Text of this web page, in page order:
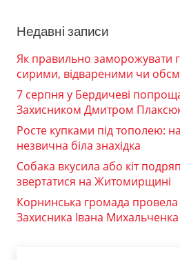
Недавні записи
Як правильно заморожувати
сирими, відвареними чи
7 серпня у Бердичеві
Захисником Дмитром
Росте купками під тополею:
незвична біла знахідка
Собака вкусила або кіт
звертатися на Житомирщині
Корнинська громада
Захисника Івана Михальченка